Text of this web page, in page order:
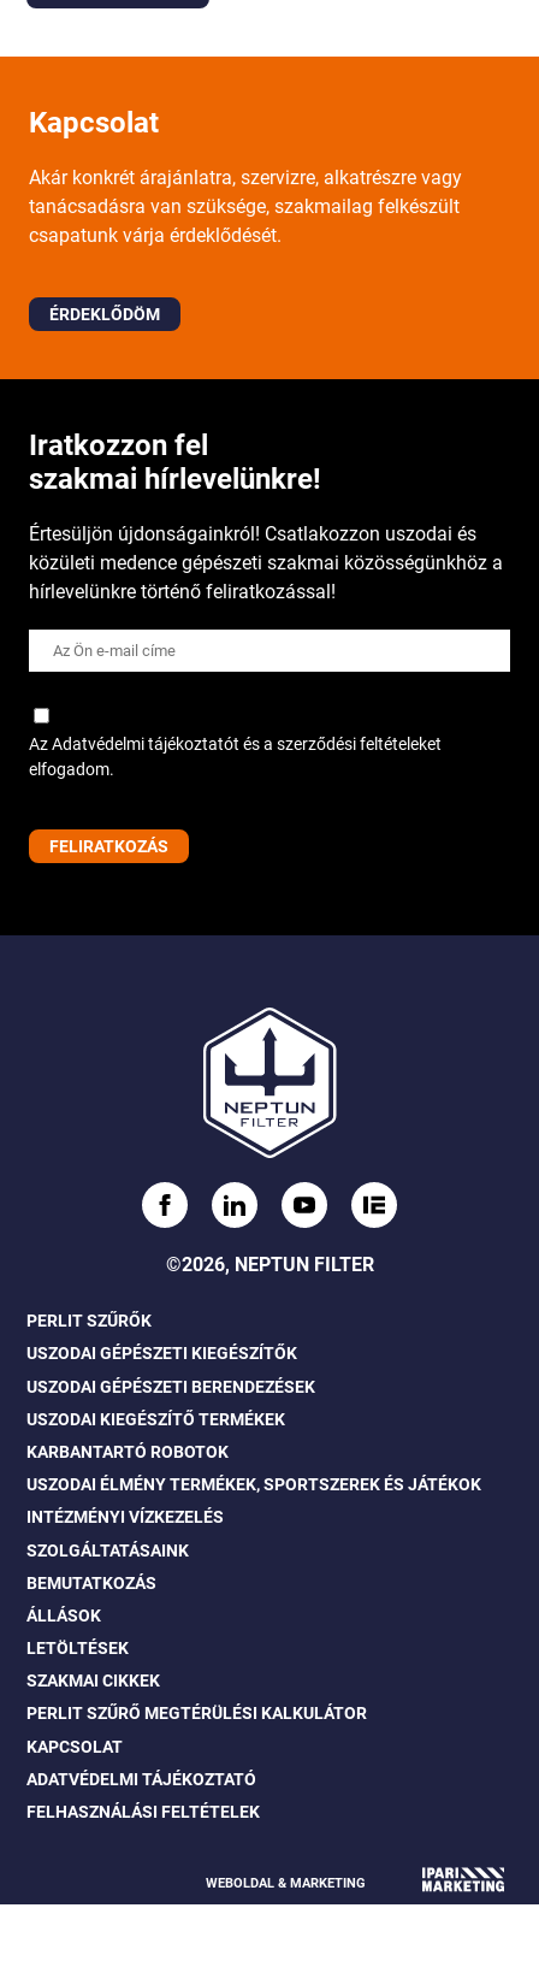
Kapcsolat
Akár konkrét árajánlatra, szervizre, alkatrészre vagy
tanácsadásra van szüksége, szakmailag felkészült
csapatunk várja érdeklődését.
ÉRDEKLŐDÖM
Iratkozzon fel
szakmai hírlevelünkre!
Értesüljön újdonságainkról! Csatlakozzon uszodai és
közületi medence gépészeti szakmai közösségünkhöz a
hírlevelünkre történő feliratkozással!
Az Adatvédelmi tájékoztatót és a szerződési feltételeket
elfogadom.
©2026, NEPTUN FILTER
PERLIT SZŰRŐK
USZODAI GÉPÉSZETI KIEGÉSZÍTŐK
USZODAI GÉPÉSZETI BERENDEZÉSEK
USZODAI KIEGÉSZÍTŐ TERMÉKEK
KARBANTARTÓ ROBOTOK
USZODAI ÉLMÉNY TERMÉKEK, SPORTSZEREK ÉS JÁTÉKOK
INTÉZMÉNYI VÍZKEZELÉS
SZOLGÁLTATÁSAINK
BEMUTATKOZÁS
ÁLLÁSOK
LETÖLTÉSEK
SZAKMAI CIKKEK
PERLIT SZŰRŐ MEGTÉRÜLÉSI KALKULÁTOR
KAPCSOLAT
ADATVÉDELMI TÁJÉKOZTATÓ
FELHASZNÁLÁSI FELTÉTELEK
WEBOLDAL & MARKETING